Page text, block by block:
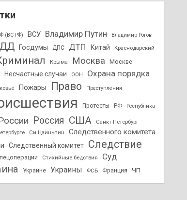
(ВС РФ) ВСУ Владимир Путин Владимир Рогов
Госдумы ДПС ДТП Китай Краснодарский
Крыма Москва Москве
Несчастные случаи ООН Охрана порядка
Пожары Право Преступления
Протесты РФ Республика
Россия США
Санкт-Петербург
Си Цзиньпин
Следственного комитета
Следственный комитет Следствие
Стихийные бедствия Суд
Украине Украины ФСБ Франция ЧП